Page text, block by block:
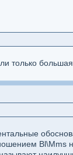
только
Bl\Mms